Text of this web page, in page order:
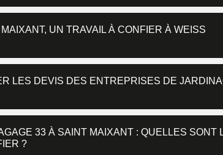
UN TRAVAIL À CONFIER À WEISS
LES DEVIS DES ENTREPRISES DE
33 À SAINT MAIXANT : QUELLES SONT
?